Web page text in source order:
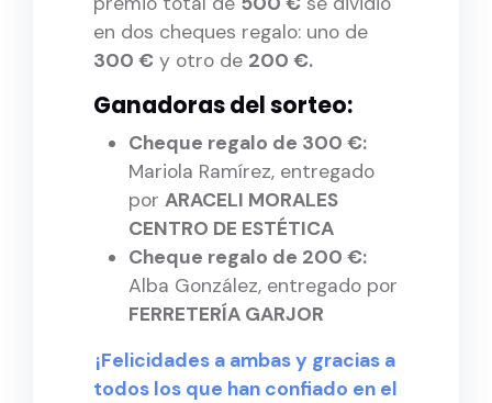
en dos cheques regalo: uno de
300 €y otro de 200 €.
Ganadoras del sorteo:
Cheque regalo de 300 €:
Mariola Ramírez, entregado
por ARACELI MORALES
CENTRO DE ESTÉTICA
Cheque regalo de 200 €:
Alba González, entregado por
FERRETERÍA GARJOR
¡Felicidades a ambas y gracias a
todos los que han confiado en el